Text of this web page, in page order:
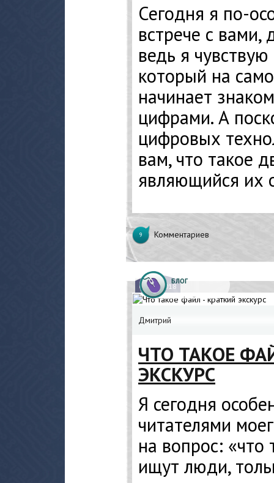
Сегодня я по-
встрече с вами,
ведь я
который на
начинает
цифрами. А
цифровых
вам, что такое
являющийся их
9 Комментариев
08.05.2018
БЛОГ
Дмитрий
ЧТО ТАКОЕ
ЭКСКУРС
Я сегодня
читателями
на вопрос:
ищут люди,